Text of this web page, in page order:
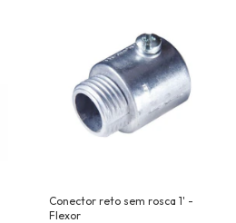
Conector reto sem rosca 1' -
Flexor